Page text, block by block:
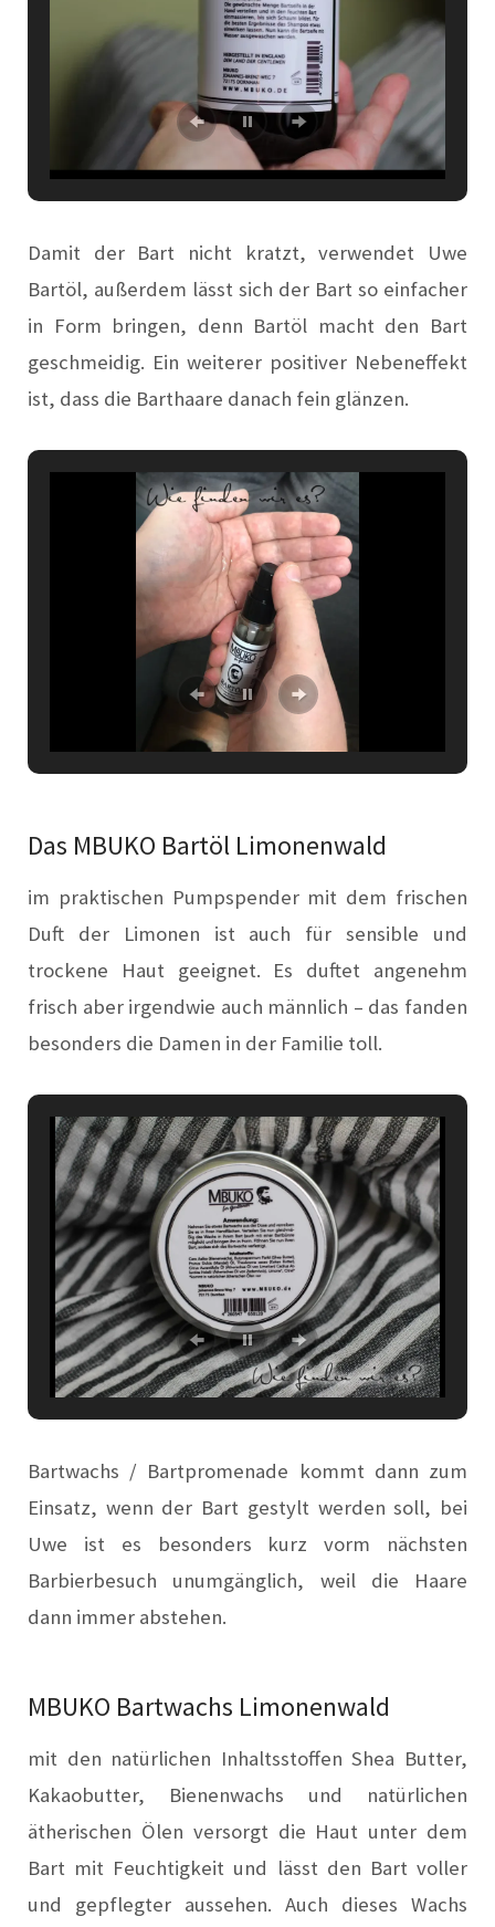
Damit der Bart nicht kratzt, verwendet Uwe
Bartöl, außerdem lässt sich der Bart so einfacher
in Form bringen, denn Bartöl macht den Bart
geschmeidig. Ein weiterer positiver Nebeneffekt
ist, dass die Barthaare danach fein glänzen.
Das MBUKO Bartöl Limonenwald
im praktischen Pumpspender mit dem frischen
Duft der Limonen ist auch für sensible und
trockene Haut geeignet. Es duftet angenehm
frisch aber irgendwie auch männlich – das fanden
besonders die Damen in der Familie toll.
Bartwachs / Bartpromenade kommt dann zum
Einsatz, wenn der Bart gestylt werden soll, bei
Uwe ist es besonders kurz vorm nächsten
Barbierbesuch unumgänglich, weil die Haare
dann immer abstehen.
MBUKO Bartwachs Limonenwald
mit den natürlichen Inhaltsstoffen Shea Butter,
Kakaobutter, Bienenwachs und natürlichen
ätherischen Ölen versorgt die Haut unter dem
Bart mit Feuchtigkeit und lässt den Bart voller
und gepflegter aussehen. Auch dieses Wachs